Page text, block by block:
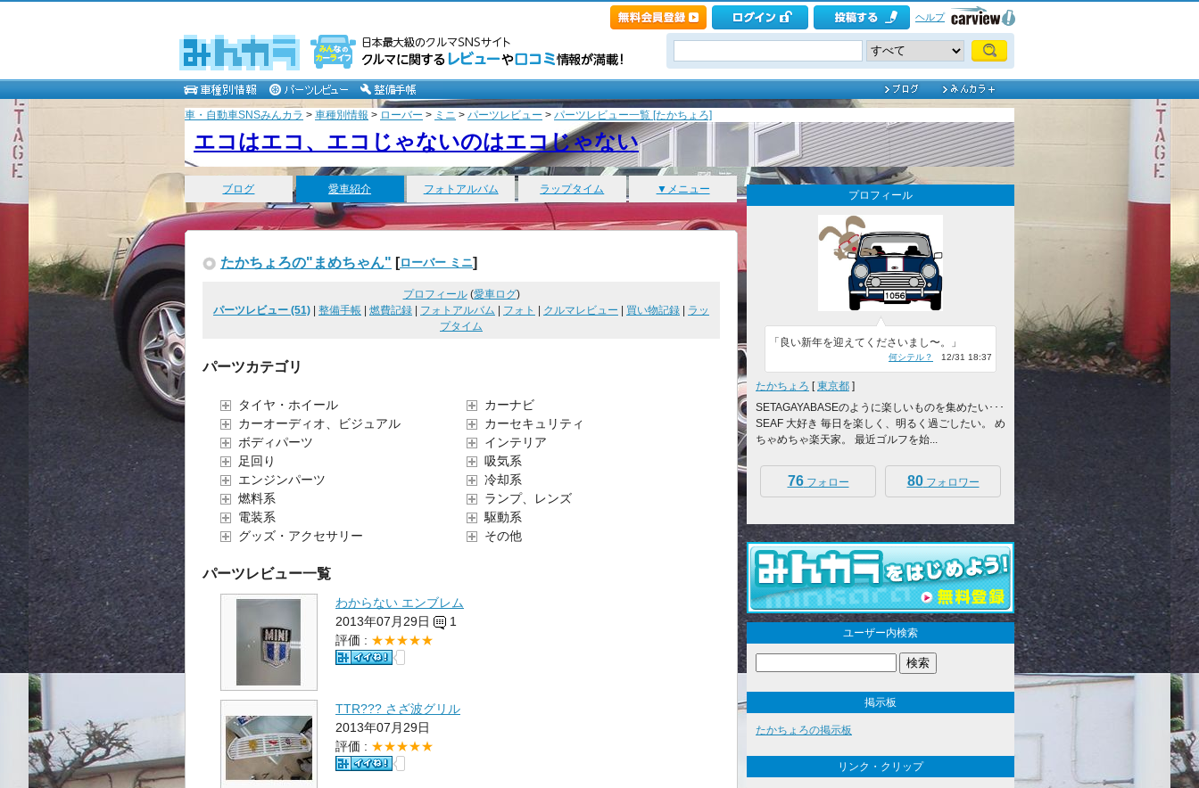
ヘルプ
車・自動車SNSみんカラ > 車種別情報 > ローバー > ミニ > パーツレビュー > パーツレビュー一覧 [たかちょろ]
エコはエコ、エコじゃないのはエコじゃない
ブログ 愛車紹介 フォトアルバム ラップタイム ▼メニュー
たかちょろの"まめちゃん" [ローバー ミニ]
プロフィール(愛車ログ)
パーツレビュー (51)
整備手帳 燃費記録 フォトアルバム フォト クルマレビュー 買い物記録
ラッ
プタイム
パーツカテゴリ
タイヤ・ホイール
カーオーディオ、ビジュアル
ボディパーツ
足回り
エンジンパーツ
燃料系
電装系
グッズ・アクセサリー
カーナビ
カーセキュリティ
インテリア
吸気系
冷却系
ランプ、レンズ
駆動系
その他
パーツレビュー一覧
わからない エンブレム
2013年07月29日
1
評価 : ★★★★★
TTR??? さざ波グリル
2013年07月29日
評価 : ★★★★★
プロフィール
「良い新年を迎えてくださいまし〜。」
何シテル？ 12/31 18:37
たかちょろ [東京都 ]
SETAGAYABASEのように楽しいものを集めたい･･･
SEAF 大好き 毎日を楽しく、明るく過ごしたい。 め
ちゃめちゃ楽天家。 最近ゴルフを始...
76フォロー 80フォロワー
ユーザー内検索
掲示板
たかちょろの掲示板
リンク・クリップ